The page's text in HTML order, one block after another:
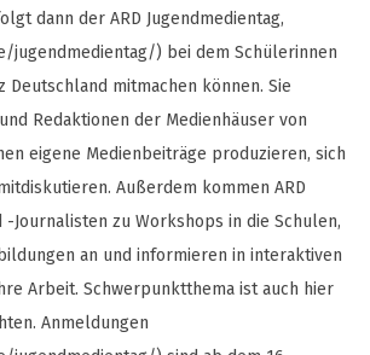
dann der ARD Jugendmedientag,
jugendmedientag/) bei dem Schülerinnen
Deutschland mitmachen können. Sie
Redaktionen der Medienhäuser von
eigene Medienbeiträge produzieren, sich
Außerdem kommen ARD
-Journalisten zu Workshops in die Schulen,
an und informieren in interaktiven
Arbeit. Schwerpunktthema ist auch hier
Anmeldungen